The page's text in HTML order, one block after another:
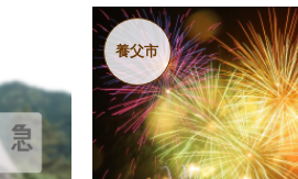
養父市